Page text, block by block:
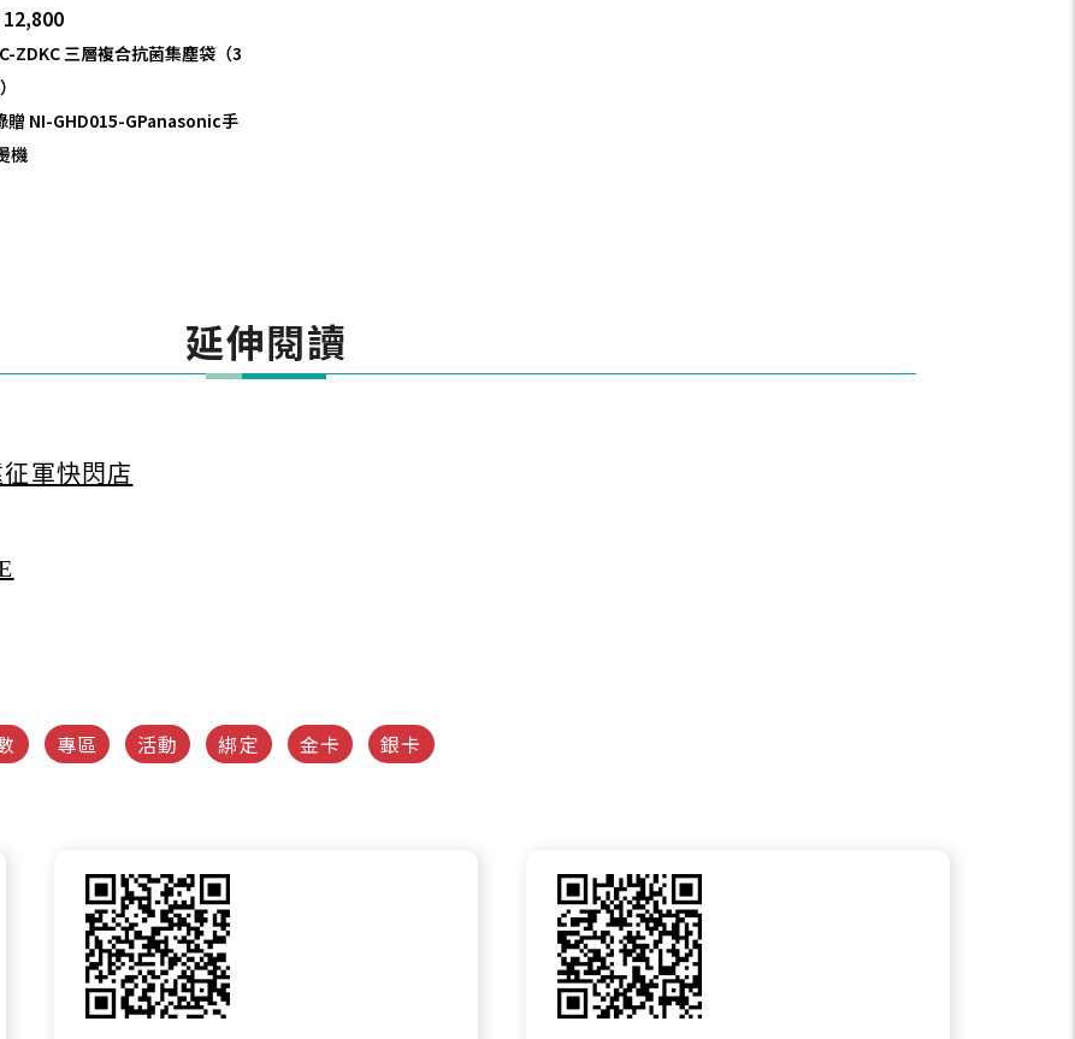
ZDKC 三層複合抗菌集塵袋（3
贈 NI-GHD015-GPanasonic手
機
延伸閱讀
軍快閃店
專區 活動 綁定 金卡 銀卡